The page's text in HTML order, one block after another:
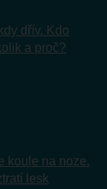
dřív. Kdo
a proč?
koule na noze.
lesk